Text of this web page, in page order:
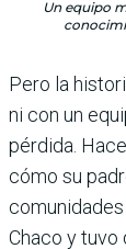
Un equipo
Pero la
ni con un
pérdida.
cómo su
Chaco y tuvo